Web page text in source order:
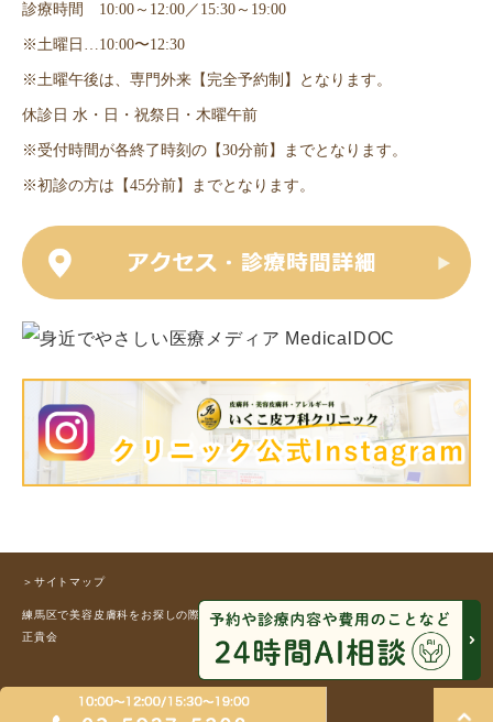
診療時間 10:00～12:00／15:30～19:00
※土曜日…10:00〜12:30
※土曜午後は、専門外来【完全予約制】となります。
休診日 水・日・祝祭日・木曜午前
※受付時間が各終了時刻の【30分前】までとなります。
※初診の方は【45分前】までとなります。
＞サイトマップ
練馬区で美容皮膚科をお探しの際はお気軽にお問合せください。 © 医療法人社団
正貴会